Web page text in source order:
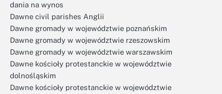
dania na wynos
Dawne civil parishes Anglii
Dawne gromady w województwie poznańskim
Dawne gromady w województwie rzeszowskim
Dawne gromady w województwie warszawskim
Dawne kościoły protestanckie w województwie
dolnośląskim
Dawne kościoły protestanckie w województwie